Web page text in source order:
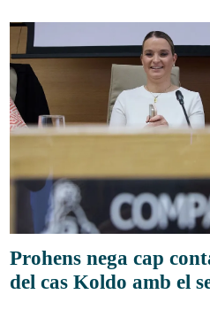
Prohens nega cap
del cas Koldo amb el